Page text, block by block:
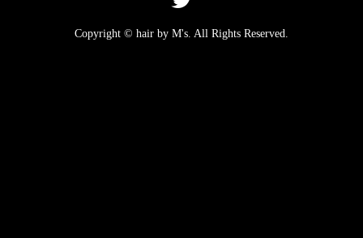
Copyright © hair by M's. All Rights Reserved.